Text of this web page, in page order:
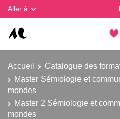
Aller à
Accueil Catalogue des
Master Sémiologie et
mondes
Master 2 Sémiologie et
mondes
Gestion des cookies